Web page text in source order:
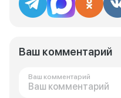
Ваш комментарий
Ваш комментарий